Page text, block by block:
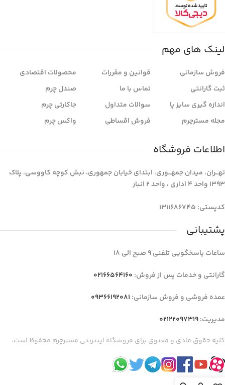
لینک های مهم
فروش سازمانی
ثبت گارانتی
اندازه گیری سایز پا
مجله مسترچرم
قوانین و مقررات
تماس با ما
سوالات متداول
فروش اقساطی
محصولات اقتصادی
صندل چرم
جاکارتی چرم
واکس چرم
اطلاعات فروشگاه
تهـــران، میدان جمهـــوری، ابتدای خیابان جمهوری، نبش کوچه کاووسی، پلاک
1393 واحد 4 اداری ، واحد 2 انبار
کدپستی: 1311686745
پشتیبانی
ساعات پاسخگویی تلفنی 9 صبح الی 18
گارانتی و خدمات پس از فروش: 02166564160
عمده فروشی و فروش سازمانی: 09366192081
مدیریت:02122097319
کلیه حقوق مادی و معنوی برای فروشگاه اینترنتی مسترچرم محفوظ است.